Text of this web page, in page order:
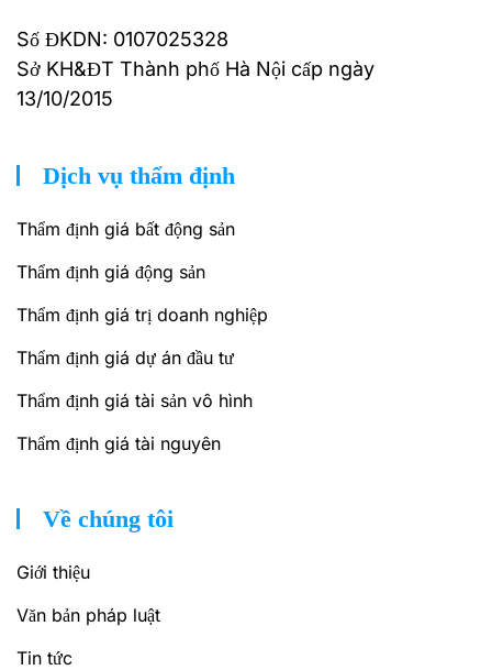
Số ĐKDN: 0107025328
Sở KH&ĐT Thành phố Hà Nội cấp ngày
13/10/2015
Dịch vụ thẩm định
Thẩm định giá bất động sản
Thẩm định giá động sản
Thẩm định giá trị doanh nghiệp
Thẩm định giá dự án đầu tư
Thẩm định giá tài sản vô hình
Thẩm định giá tài nguyên
Về chúng tôi
Giới thiệu
Văn bản pháp luật
Tin tức